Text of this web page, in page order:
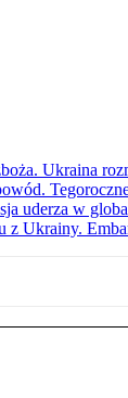
Ukraina
uderza w
z Ukrainy.